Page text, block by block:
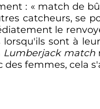
: « match de
catcheurs, se
le
sont à
Lumberjack match
femmes, cela